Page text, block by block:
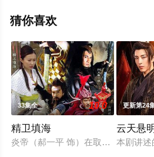
未删减完整版电视剧全集就上星空
或剧情网等平台了解。
猜你喜欢
33集全 10.0
精卫填海
炎帝（郝一平 饰）在取得灭魔之战
更新第24
云天悬
本剧讲述